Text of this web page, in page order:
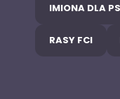
IMIONA DLA
RASY FCI